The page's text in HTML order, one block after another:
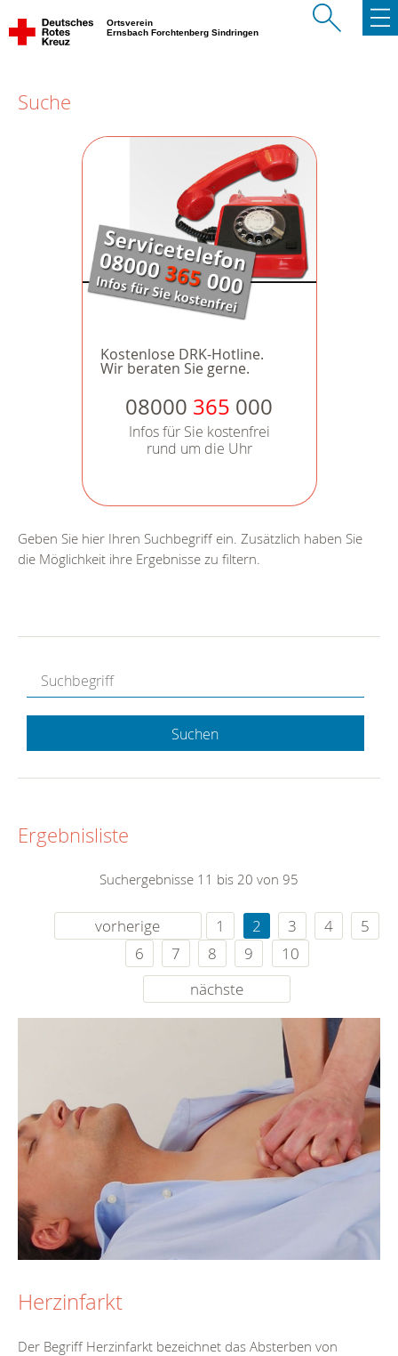
Ortsverein
Ernsbach Forchtenberg Sindringen
Suche
Kostenlose DRK-Hotline.
Wir beraten Sie gerne.
08000 365 000
Infos für Sie kostenfrei
rund um die Uhr
Geben Sie hier Ihren Suchbegriff ein. Zusätzlich haben Sie
die Möglichkeit ihre Ergebnisse zu filtern.
Suchen
Ergebnisliste
Suchergebnisse 11 bis 20 von 95
vorherige 1 2 3 4
5
6
7 8 9
10
nächste
Herzinfarkt
Der Begriff Herzinfarkt bezeichnet das Absterben von